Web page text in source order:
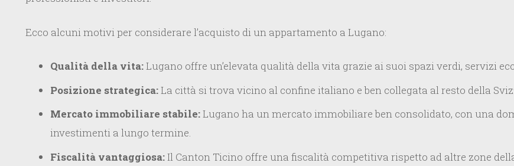
Ecco alcuni motivi per considerare l’acquisto di un appartamento a Lugano:
Qualità della vita:Lugano offre un’elevata qualità della vita grazie ai suoi spazi verdi, servizi
Posizione strategica:La città si trova vicino al confine italiano e ben collegata al resto della
Mercato immobiliare stabile:Lugano ha un mercato immobiliare ben consolidato, con una
investimenti a lungo termine.
Fiscalità vantaggiosa:Il Canton Ticino offre una fiscalità competitiva rispetto ad altre zone